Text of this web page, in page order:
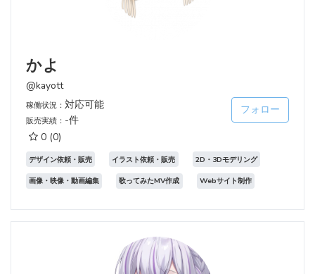
かよ
@kayott
稼働状況： 対応可能
販売実績： -件
0 (0)
フォロー
デザイン依頼・販売 イラスト依頼・販売 2D・3Dモデリング
画像・映像・動画編集 歌ってみたMV作成 Webサイト制作